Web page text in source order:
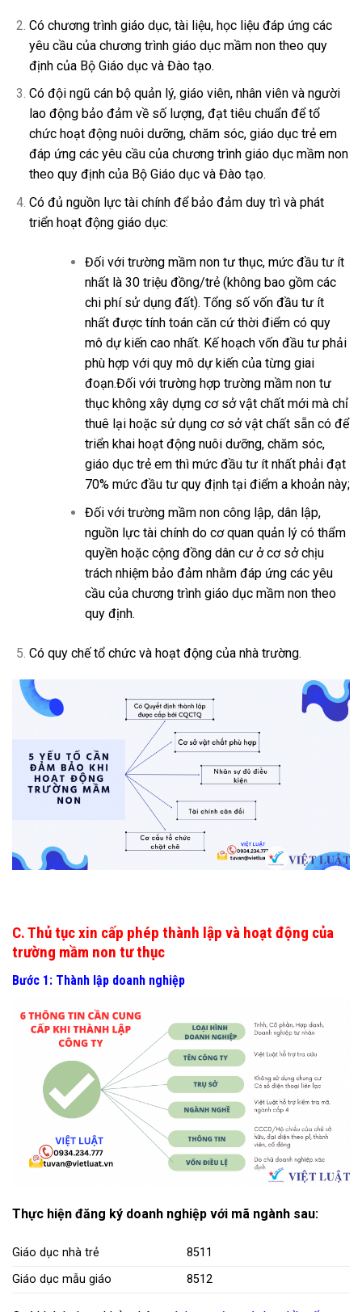
Có chương trình giáo dục, tài liệu, học liệu đáp ứng các
yêu cầu của chương trình giáo dục mầm non theo quy
định của Bộ Giáo dục và Đào tạo.
Có đội ngũ cán bộ quản lý, giáo viên, nhân viên và người
lao động bảo đảm về số lượng, đạt tiêu chuẩn để tổ
chức hoạt động nuôi dưỡng, chăm sóc, giáo dục trẻ em
đáp ứng các yêu cầu của chương trình giáo dục mầm non
theo quy định của Bộ Giáo dục và Đào tạo.
Có đủ nguồn lực tài chính để bảo đảm duy trì và phát
triển hoạt động giáo dục:
Đối với trường mầm non tư thục, mức đầu tư ít
nhất là 30 triệu đồng/trẻ (không bao gồm các
chi phí sử dụng đất). Tổng số vốn đầu tư ít
nhất được tính toán căn cứ thời điểm có quy
mô dự kiến cao nhất. Kế hoạch vốn đầu tư phải
phù hợp với quy mô dự kiến của từng giai
đoạn.Đối với trường hợp trường mầm non tư
thục không xây dựng cơ sở vật chất mới mà chỉ
thuê lại hoặc sử dụng cơ sở vật chất sẵn có để
triển khai hoạt động nuôi dưỡng, chăm sóc,
giáo dục trẻ em thì mức đầu tư ít nhất phải đạt
70% mức đầu tư quy định tại điểm a khoản này;
Đối với trường mầm non công lập, dân lập,
nguồn lực tài chính do cơ quan quản lý có thẩm
quyền hoặc cộng đồng dân cư ở cơ sở chịu
trách nhiệm bảo đảm nhằm đáp ứng các yêu
cầu của chương trình giáo dục mầm non theo
quy định.
Có quy chế tổ chức và hoạt động của nhà trường.
C. Thủ tục xin cấp phép thành lập và hoạt động của
trường mầm non tư thục
Bước 1: Thành lập doanh nghiệp
Thực hiện đăng ký doanh nghiệp với mã ngành sau:
Giáo dục nhà trẻ
8511
Giáo dục mẫu giáo
8512